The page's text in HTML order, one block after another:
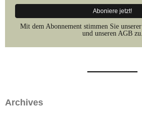
Mit dem Abonnement stimmen Sie unserer
und unseren AGB zu.
Archives